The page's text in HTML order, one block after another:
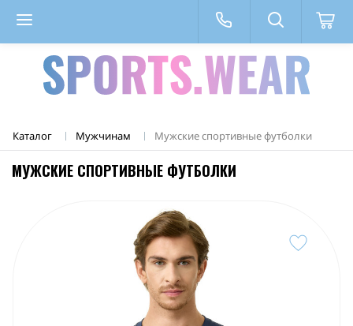
Каталог Мужчинам Мужские спортивные футболки
МУЖСКИЕ СПОРТИВНЫЕ ФУТБОЛКИ